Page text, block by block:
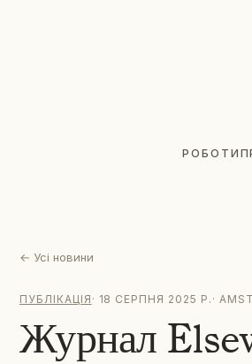
РОБОТИ
← Усі новини
ПУБЛІКАЦІЯ · 18 СЕРПНЯ 2025 Р. ·
Журнал